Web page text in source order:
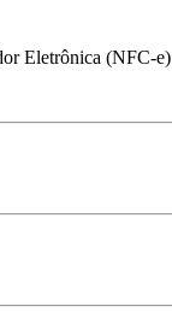
Eletrônica (NFC-e)